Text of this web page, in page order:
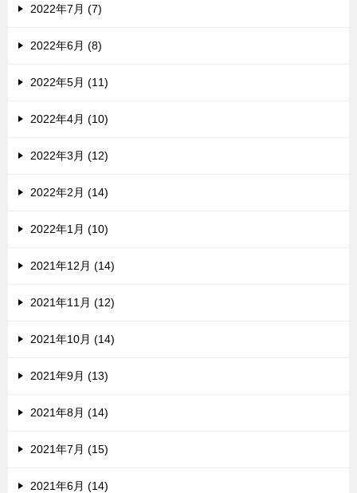
2022年7月 (7)
2022年6月 (8)
2022年5月 (11)
2022年4月 (10)
2022年3月 (12)
2022年2月 (14)
2022年1月 (10)
2021年12月 (14)
2021年11月 (12)
2021年10月 (14)
2021年9月 (13)
2021年8月 (14)
2021年7月 (15)
2021年6月 (14)